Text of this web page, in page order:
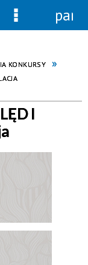
KONKURSY
I
Menu